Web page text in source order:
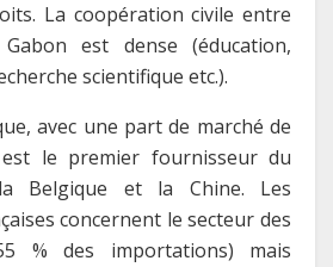
La coopération civile entre
est dense (éducation,
scientifique etc.).
avec une part de marché de
le premier fournisseur du
Belgique et la Chine. Les
concernent le secteur des
% des importations) mais